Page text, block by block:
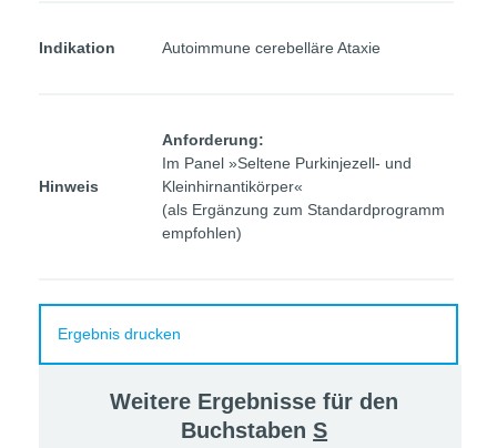
Indikation Autoimmune cerebelläre Ataxie
Hinweis
Anforderung:
Im Panel »Seltene Purkinjezell- und
Kleinhirnantikörper«
(als Ergänzung zum Standardprogramm
empfohlen)
Ergebnis drucken
Weitere Ergebnisse für den
BuchstabenS